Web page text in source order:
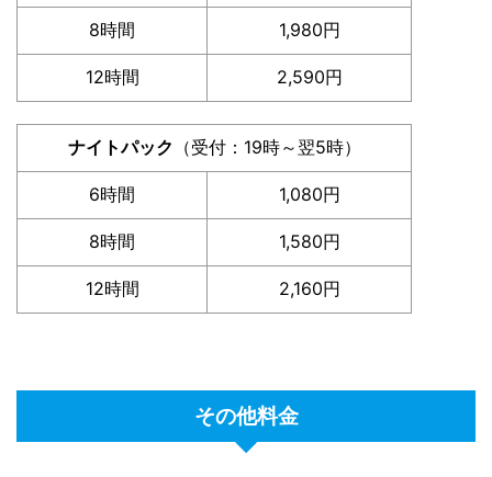
8時間 1,980円
12時間 2,590円
ナイトパック （受付：19時～翌5時）
6時間 1,080円
8時間 1,580円
12時間 2,160円
その他料金